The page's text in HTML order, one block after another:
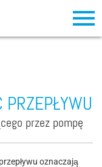
PRZEPŁYWU
przez pompę
oznaczają